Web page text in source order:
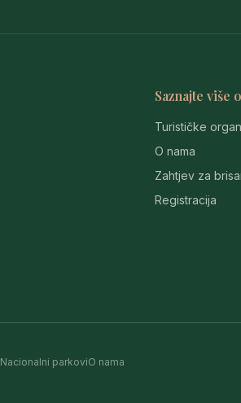
Saznajte više
Turističke
O nama
Zahtjev za
Registracija
Nacionalni parkoviO nama